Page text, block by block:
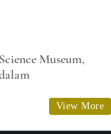
Museum,
View More